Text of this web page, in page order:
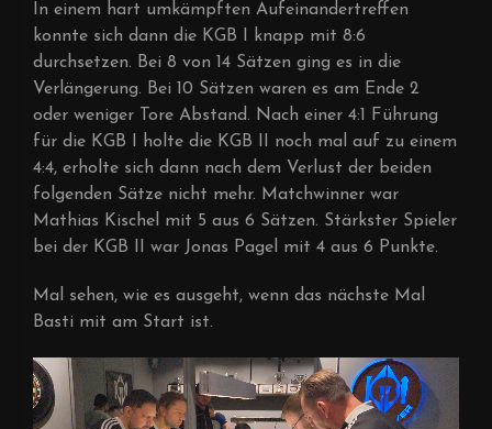
In einem hart umkämpften Aufeinandertreffen
konnte sich dann die KGB I knapp mit 8:6
durchsetzen. Bei 8 von 14 Sätzen ging es in die
Verlängerung. Bei 10 Sätzen waren es am Ende 2
oder weniger Tore Abstand. Nach einer 4:1 Führung
für die KGB I holte die KGB II noch mal auf zu einem
4:4, erholte sich dann nach dem Verlust der beiden
folgenden Sätze nicht mehr. Matchwinner war
Mathias Kischel mit 5 aus 6 Sätzen. Stärkster Spieler
bei der KGB II war Jonas Pagel mit 4 aus 6 Punkte.
Mal sehen, wie es ausgeht, wenn das nächste Mal
Basti mit am Start ist.